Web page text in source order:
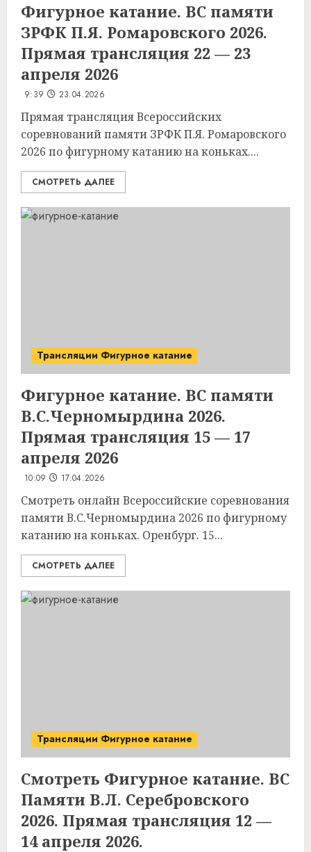
Фигурное катание. ВС памяти
ЗРФК П.Я. Ромаровского 2026.
Прямая трансляция 22 — 23
апреля 2026
9:39 23.04.2026
Прямая трансляция Всероссийских
соревнований памяти ЗРФК П.Я. Ромаровского
2026 по фигурному катанию на коньках....
СМОТРЕТЬ ДАЛЕЕ
Трансляции Фигурное катание
Фигурное катание. ВС памяти
В.С.Черномырдина 2026.
Прямая трансляция 15 — 17
апреля 2026
10:09 17.04.2026
Смотреть онлайн Всероссийские соревнования
памяти В.С.Черномырдина 2026 по фигурному
катанию на коньках. Оренбург. 15...
СМОТРЕТЬ ДАЛЕЕ
Трансляции Фигурное катание
Смотреть Фигурное катание. ВС
Памяти В.Л. Серебровского
2026. Прямая трансляция 12 —
14 апреля 2026.